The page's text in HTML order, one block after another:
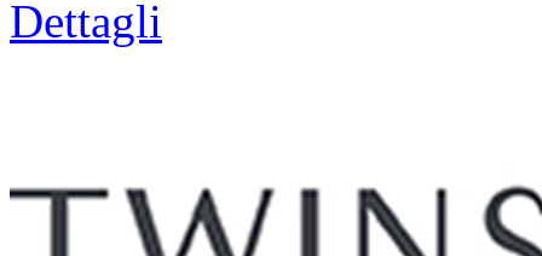
Dettagli